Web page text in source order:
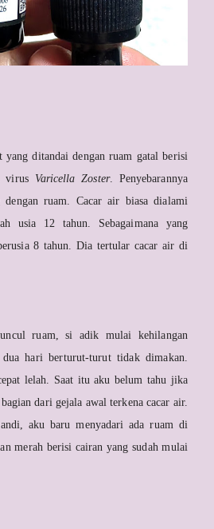
yang ditandai dengan ruam gatal berisi
virus Varicella Zoster. Penyebarannya
dengan ruam. Cacar air biasa dialami
usia 12 tahun. Sebagaimana yang
8 tahun. Dia tertular cacar air di
ruam, si adik mulai kehilangan
hari berturut-turut tidak dimakan.
lelah. Saat itu aku belum tahu jika
dari gejala awal terkena cacar air.
aku baru menyadari ada ruam di
merah berisi cairan yang sudah mulai